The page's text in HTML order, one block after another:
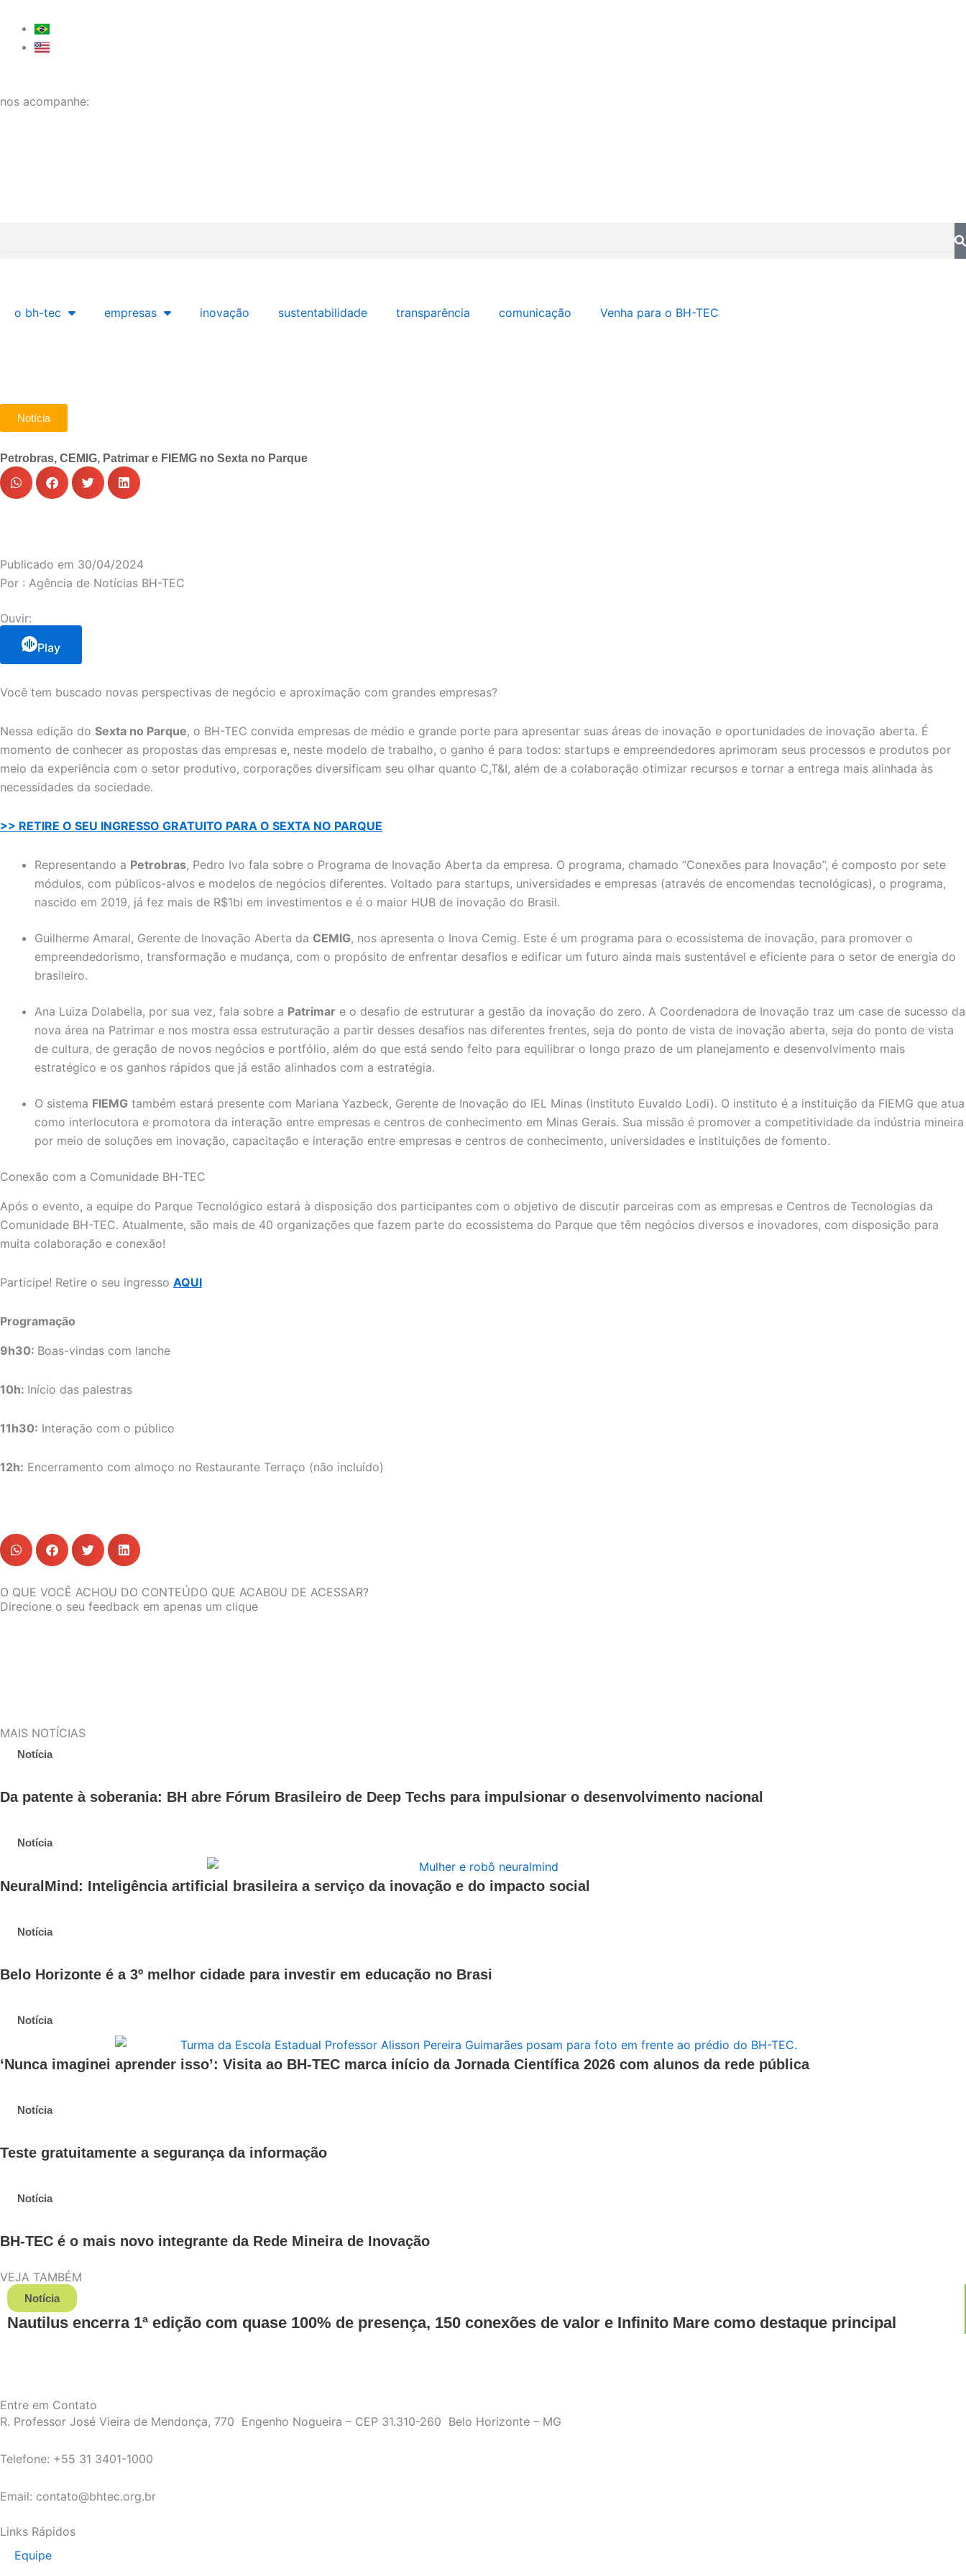
para
nos acompanhe:
o bh-tec empresas inovação sustentabilidade transparência comunicação Venha para o BH-TEC
Notícia
Petrobras, CEMIG, Patrimar e FIEMG no Sexta no Parque
Publicado em 30/04/2024
Por : Agência de Notícias BH-TEC
Ouvir:
Play
Você tem buscado novas perspectivas de negócio e aproximação com grandes empresas?
Nessa edição do Sexta no Parque, o BH-TEC convida empresas de médio e grande porte para apresentar suas áreas de inovação e oportunidades de inovação aberta. É
momento de conhecer as propostas das empresas e, neste modelo de trabalho, o ganho é para todos: startups e empreendedores aprimoram seus processos e produtos por
meio da experiência com o setor produtivo, corporações diversificam seu olhar quanto C,T&I, além de a colaboração otimizar recursos e tornar a entrega mais alinhada às
necessidades da sociedade.
>> RETIRE O SEU INGRESSO GRATUITO PARA O SEXTA NO PARQUE
Representando a Petrobras, Pedro Ivo fala sobre o Programa de Inovação Aberta da empresa. O programa, chamado “Conexões para Inovação”, é composto por sete
módulos, com públicos-alvos e modelos de negócios diferentes. Voltado para startups, universidades e empresas (através de encomendas tecnológicas), o programa,
nascido em 2019, já fez mais de R$1bi em investimentos e é o maior HUB de inovação do Brasil.
Guilherme Amaral, Gerente de Inovação Aberta da CEMIG, nos apresenta o Inova Cemig. Este é um programa para o ecossistema de inovação, para promover o
empreendedorismo, transformação e mudança, com o propósito de enfrentar desafios e edificar um futuro ainda mais sustentável e eficiente para o setor de energia do
brasileiro.
Ana Luiza Dolabella, por sua vez, fala sobre a Patrimar e o desafio de estruturar a gestão da inovação do zero. A Coordenadora de Inovação traz um case de sucesso da
nova área na Patrimar e nos mostra essa estruturação a partir desses desafios nas diferentes frentes, seja do ponto de vista de inovação aberta, seja do ponto de vista
de cultura, de geração de novos negócios e portfólio, além do que está sendo feito para equilibrar o longo prazo de um planejamento e desenvolvimento mais
estratégico e os ganhos rápidos que já estão alinhados com a estratégia.
O sistema FIEMG também estará presente com Mariana Yazbeck, Gerente de Inovação do IEL Minas (Instituto Euvaldo Lodi). O instituto é a instituição da FIEMG que atua
como interlocutora e promotora da interação entre empresas e centros de conhecimento em Minas Gerais. Sua missão é promover a competitividade da indústria mineira
por meio de soluções em inovação, capacitação e interação entre empresas e centros de conhecimento, universidades e instituições de fomento.
Conexão com a Comunidade BH-TEC
Após o evento, a equipe do Parque Tecnológico estará à disposição dos participantes com o objetivo de discutir parceiras com as empresas e Centros de Tecnologias da
Comunidade BH-TEC. Atualmente, são mais de 40 organizações que fazem parte do ecossistema do Parque que têm negócios diversos e inovadores, com disposição para
muita colaboração e conexão!
Participe! Retire o seu ingresso AQUI
Programação
9h30: Boas-vindas com lanche
10h: Início das palestras
11h30: Interação com o público
12h: Encerramento com almoço no Restaurante Terraço (não incluído)
O QUE VOCÊ ACHOU DO CONTEÚDO QUE ACABOU DE ACESSAR?
Direcione o seu feedback em apenas um clique
MAIS NOTÍCIAS
Notícia
Da patente à soberania: BH abre Fórum Brasileiro de Deep Techs para impulsionar o desenvolvimento nacional
Notícia
NeuralMind: Inteligência artificial brasileira a serviço da inovação e do impacto social
Notícia
Belo Horizonte é a 3º melhor cidade para investir em educação no Brasi
Notícia
‘Nunca imaginei aprender isso’: Visita ao BH-TEC marca início da Jornada Científica 2026 com alunos da rede pública
Notícia
Teste gratuitamente a segurança da informação
Notícia
BH-TEC é o mais novo integrante da Rede Mineira de Inovação
VEJA TAMBÉM
Notícia
Nautilus encerra 1ª edição com quase 100% de presença, 150 conexões de valor e Infinito Mare como destaque principal
Entre em Contato
R. Professor José Vieira de Mendonça, 770 Engenho Nogueira – CEP 31.310-260 Belo Horizonte – MG
Telefone: +55 31 3401-1000
Email: contato@bhtec.org.br
Links Rápidos
Equipe